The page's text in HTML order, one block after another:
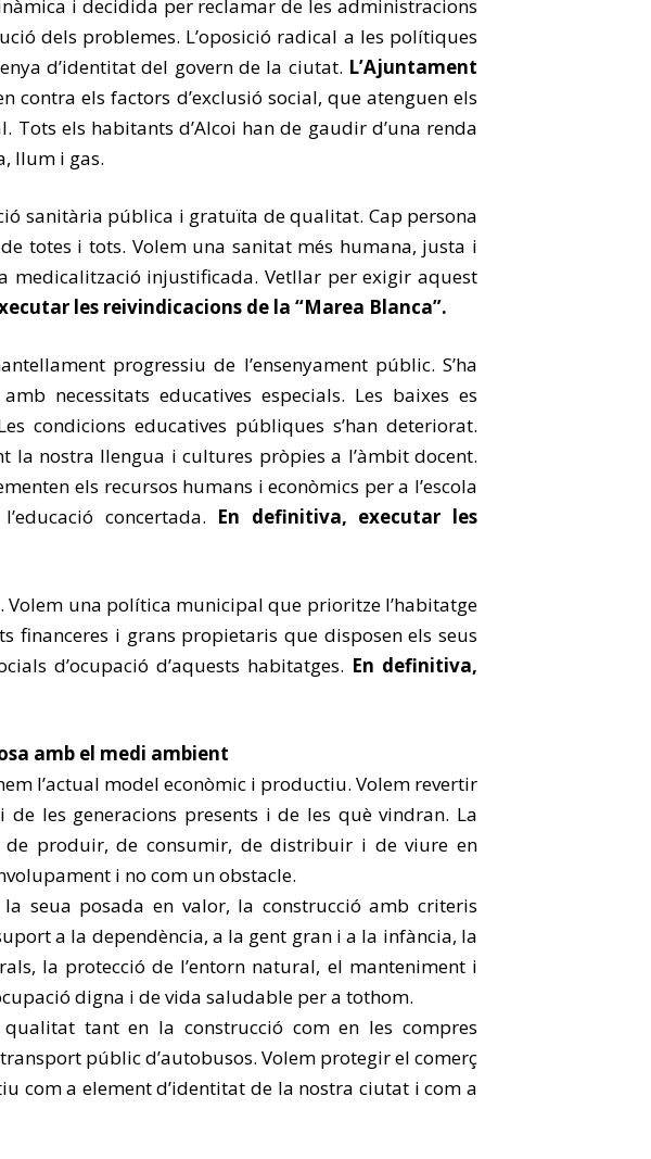
i decidida per reclamar de les administracions
dels problemes. L’oposició radical a les polítiques
d’identitat del govern de la ciutat. L’Ajuntament
contra els factors d’exclusió social, que atenguen els
els habitants d’Alcoi han de gaudir d’una renda
llum i gas.
sanitària pública i gratuïta de qualitat. Cap persona
totes i tots. Volem una sanitat més humana, justa i
medicalització injustificada. Vetllar per exigir aquest
les reivindicacions de la “Marea Blanca”.
progressiu de l’ensenyament públic. S’ha
necessitats educatives especials. Les baixes es
condicions educatives públiques s’han deteriorat.
la nostra llengua i cultures pròpies a l’àmbit docent.
els recursos humans i econòmics per a l’escola
concertada. En definitiva, executar les
Volem una política municipal que prioritze l’habitatge
financeres i grans propietaris que disposen els seus
d’ocupació d’aquests habitatges. En definitiva,
amb el medi ambient
l’actual model econòmic i productiu. Volem revertir
les generacions presents i de les què vindran. La
de produir, de consumir, de distribuir i de viure en
i no com un obstacle.
seua posada en valor, la construcció amb criteris
a la dependència, a la gent gran i a la infància, la
la protecció de l’entorn natural, el manteniment i
digna i de vida saludable per a tothom.
tant en la construcció com en les compres
públic d’autobusos. Volem protegir el comerç
com a element d’identitat de la nostra ciutat i com a